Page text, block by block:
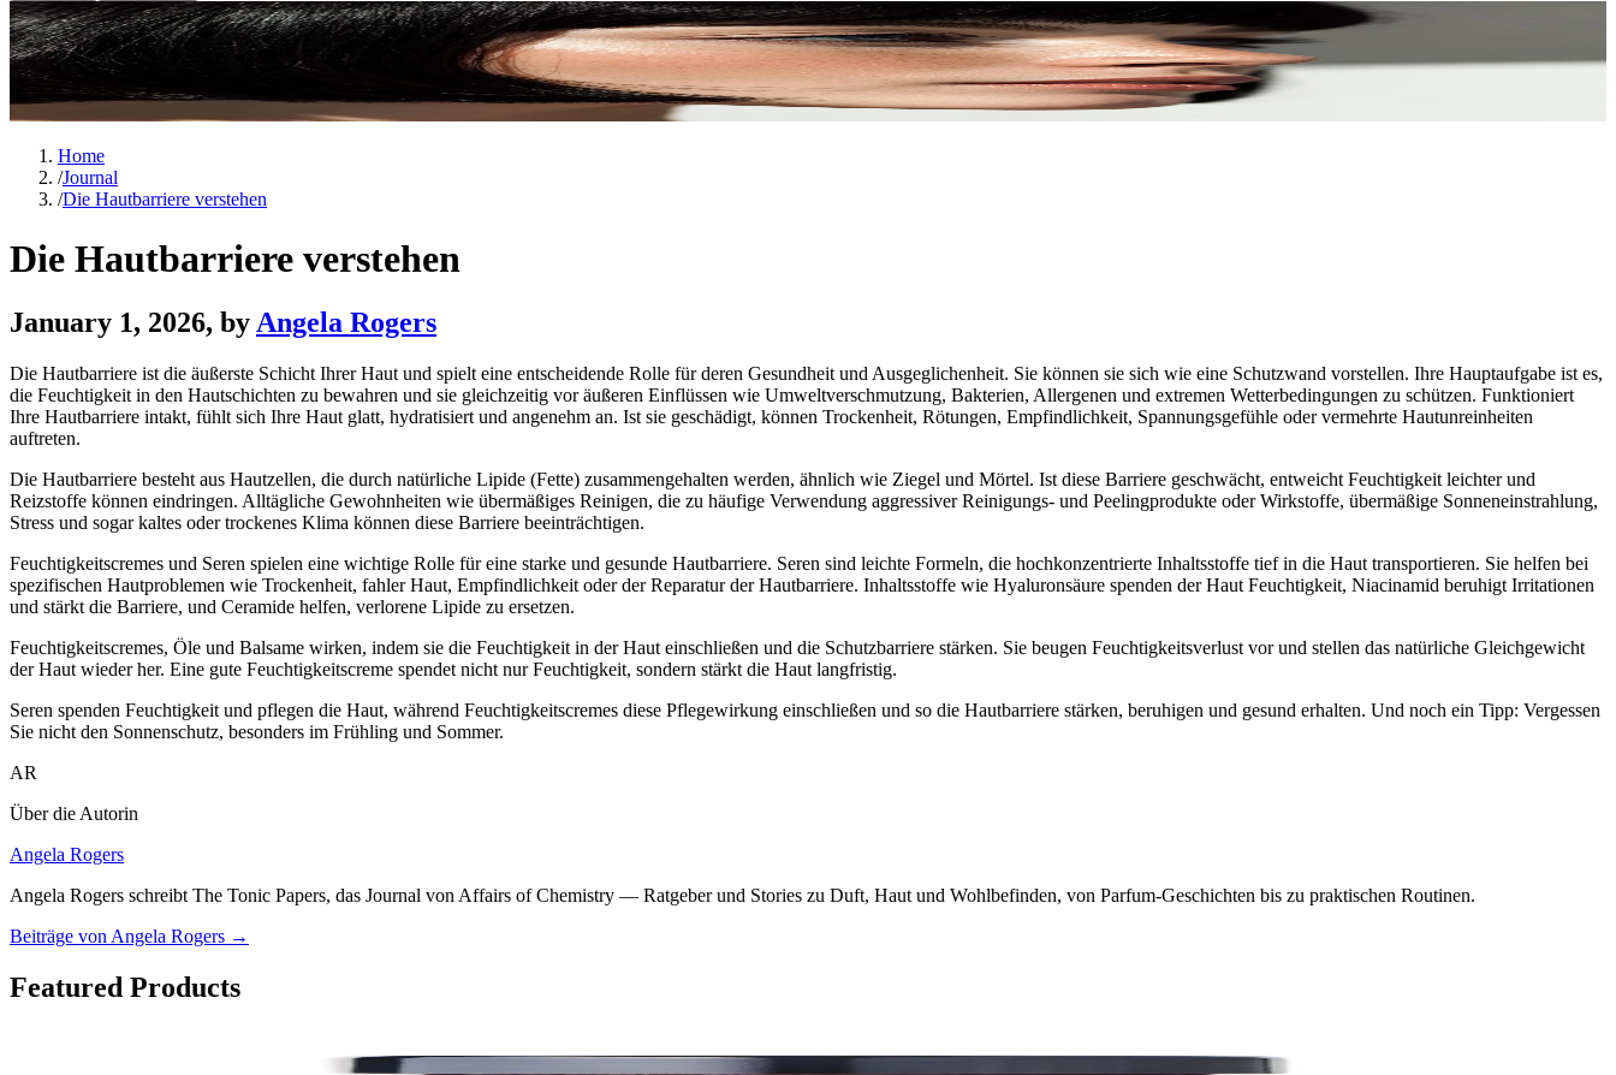
Home
/Journal
/Die Hautbarriere verstehen
Die Hautbarriere verstehen
January 1, 2026, byAngela Rogers
Die Hautbarriere ist die äußerste Schicht Ihrer Haut und spielt eine entscheidende Rolle für deren Gesundheit und Ausgeglichenheit. Sie können sie sich wie eine Schutzwand vorstellen. Ihre Hauptaufgabe ist es,
die Feuchtigkeit in den Hautschichten zu bewahren und sie gleichzeitig vor äußeren Einflüssen wie Umweltverschmutzung, Bakterien, Allergenen und extremen Wetterbedingungen zu schützen. Funktioniert
Ihre Hautbarriere intakt, fühlt sich Ihre Haut glatt, hydratisiert und angenehm an. Ist sie geschädigt, können Trockenheit, Rötungen, Empfindlichkeit, Spannungsgefühle oder vermehrte Hautunreinheiten
auftreten.
Die Hautbarriere besteht aus Hautzellen, die durch natürliche Lipide (Fette) zusammengehalten werden, ähnlich wie Ziegel und Mörtel. Ist diese Barriere geschwächt, entweicht Feuchtigkeit leichter und
Reizstoffe können eindringen. Alltägliche Gewohnheiten wie übermäßiges Reinigen, die zu häufige Verwendung aggressiver Reinigungs- und Peelingprodukte oder Wirkstoffe, übermäßige Sonneneinstrahlung,
Stress und sogar kaltes oder trockenes Klima können diese Barriere beeinträchtigen.
Feuchtigkeitscremes und Seren spielen eine wichtige Rolle für eine starke und gesunde Hautbarriere. Seren sind leichte Formeln, die hochkonzentrierte Inhaltsstoffe tief in die Haut transportieren. Sie helfen bei
spezifischen Hautproblemen wie Trockenheit, fahler Haut, Empfindlichkeit oder der Reparatur der Hautbarriere. Inhaltsstoffe wie Hyaluronsäure spenden der Haut Feuchtigkeit, Niacinamid beruhigt Irritationen
und stärkt die Barriere, und Ceramide helfen, verlorene Lipide zu ersetzen.
Feuchtigkeitscremes, Öle und Balsame wirken, indem sie die Feuchtigkeit in der Haut einschließen und die Schutzbarriere stärken. Sie beugen Feuchtigkeitsverlust vor und stellen das natürliche Gleichgewicht
der Haut wieder her. Eine gute Feuchtigkeitscreme spendet nicht nur Feuchtigkeit, sondern stärkt die Haut langfristig.
Seren spenden Feuchtigkeit und pflegen die Haut, während Feuchtigkeitscremes diese Pflegewirkung einschließen und so die Hautbarriere stärken, beruhigen und gesund erhalten. Und noch ein Tipp: Vergessen
Sie nicht den Sonnenschutz, besonders im Frühling und Sommer.
AR
Über die Autorin
Angela Rogers
Angela Rogers schreibt The Tonic Papers, das Journal von Affairs of Chemistry — Ratgeber und Stories zu Duft, Haut und Wohlbefinden, von Parfum-Geschichten bis zu praktischen Routinen.
Beiträge von Angela Rogers →
Featured Products